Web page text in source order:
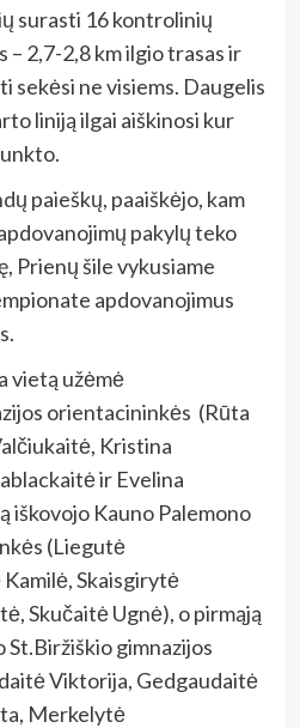
surasti 16 kontrolinių
– 2,7-2,8 km ilgio trasas ir
sekėsi ne visiems. Daugelis
liniją ilgai aiškinosi kur
paieškų, paaiškėjo, kam
pakylų teko
Prienų šile vykusiame
apdovanojimus
vietą užėmė
orientacininkės (Rūta
Kristina
ir Evelina
iškovojo Kauno Palemono
(Liegutė
Skaisgirytė
Skučaitė Ugnė), o pirmąją
St.Biržiškio gimnazijos
Viktorija, Gedgaudaitė
Merkelytė